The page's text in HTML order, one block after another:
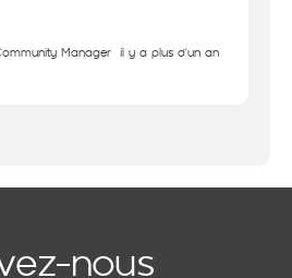
Manager il y a plus d'un an
nous